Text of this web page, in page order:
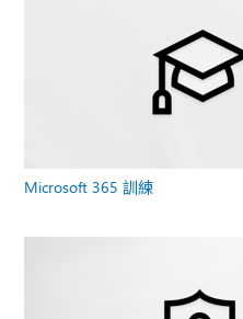
Microsoft 365 訓練